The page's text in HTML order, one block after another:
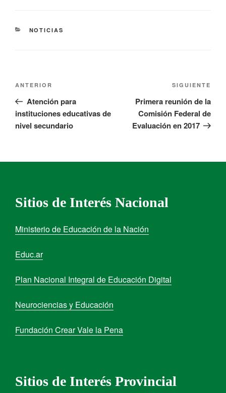
NOTICIAS
ANTERIOR
Atención para
instituciones educativas de
nivel secundario
SIGUIENTE
Primera reunión de la
Comisión Federal de
Evaluación en 2017
Sitios de Interés Nacional
Ministerio de Educación de la Nación
Educ.ar
Plan Nacional Integral de Educación Digital
Neurociencias y Educación
Fundación Crear Vale la Pena
Sitios de Interés Provincial